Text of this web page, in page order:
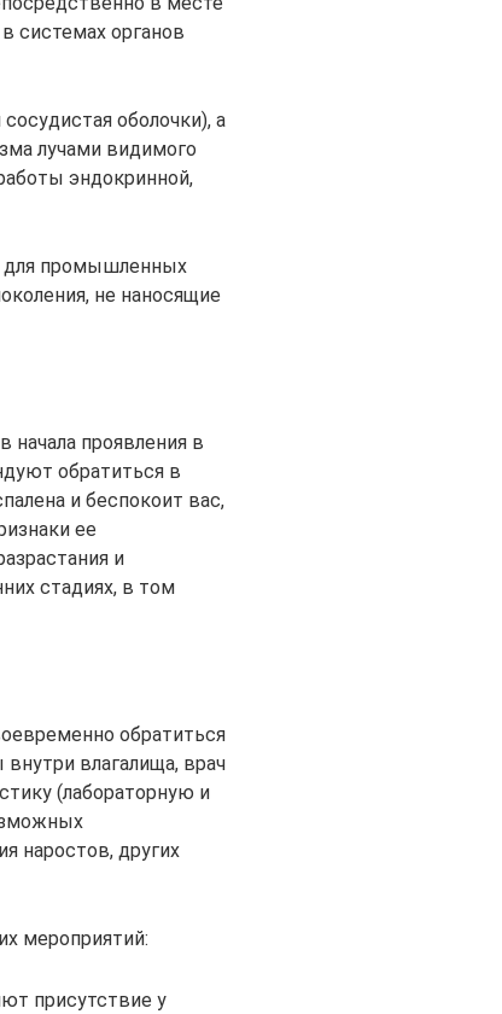
системах органов
оболочки), а
лучами видимого
эндокринной,
для промышленных
не наносящие
проявления в
обратиться в
и беспокоит вас,
ее
и
стадиях, в том
обратиться
влагалища, врач
(лабораторную и
наростов, других
мероприятий:
присутствие y